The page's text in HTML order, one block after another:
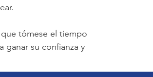
tómese el tiempo
ganar su confianza y